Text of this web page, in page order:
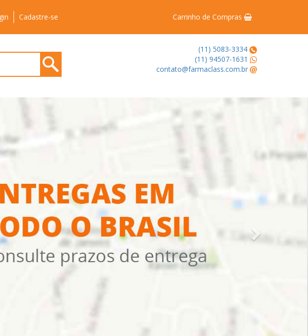
Cadastre-se Carrinho de Compras
(11) 5083-3334
(11) 94507-1631
contato@farmaclass.com.br
Next